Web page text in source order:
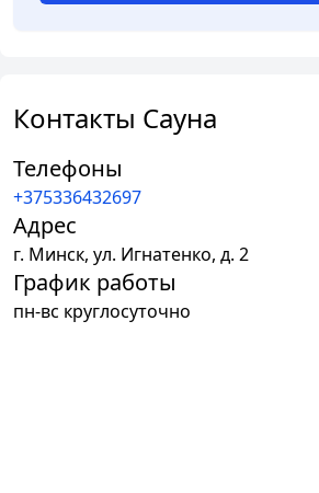
Контакты Сауна
Телефоны
+375336432697
Адрес
г. Минск, ул. Игнатенко, д. 2
График работы
пн-вс круглосуточно